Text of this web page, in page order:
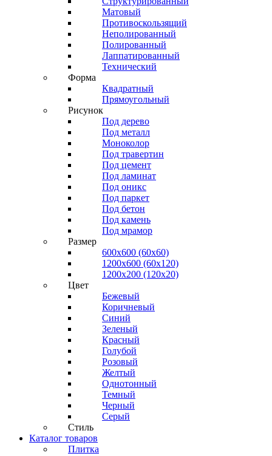
Матовый
Противоскользящий
Неполированный
Полированный
Лаппатированный
Технический
Форма
Квадратный
Прямоугольный
Рисунок
Под дерево
Под металл
Моноколор
Под травертин
Под цемент
Под ламинат
Под оникс
Под паркет
Под бетон
Под камень
Под мрамор
Размер
600х600 (60х60)
1200х600 (60х120)
1200х200 (120x20)
Цвет
Бежевый
Коричневый
Синий
Зеленый
Красный
Голубой
Розовый
Желтый
Однотонный
Темный
Черный
Серый
Стиль
Каталог товаров
Плитка